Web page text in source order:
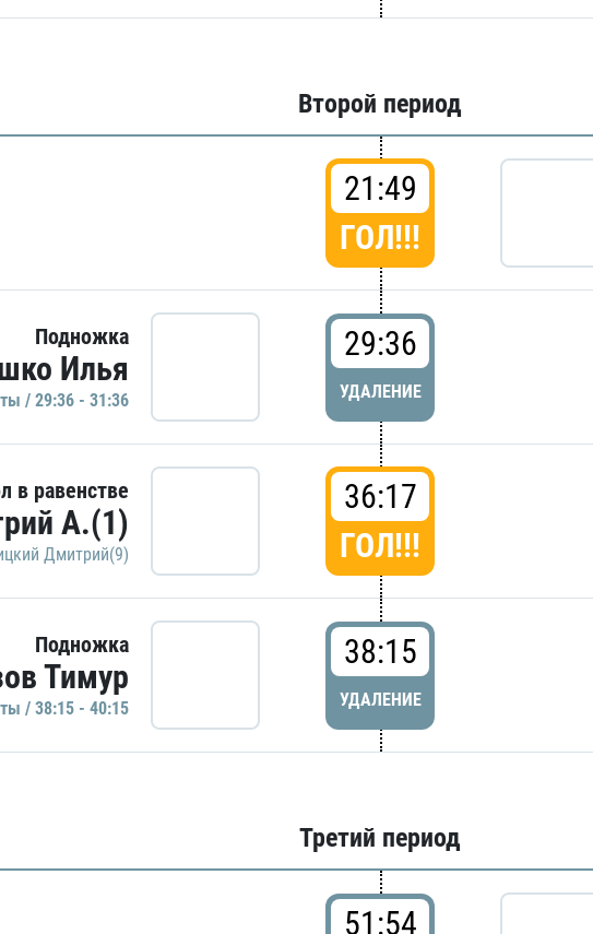
Второй период
21:49
ГОЛ!!!
Подножка
Илья
/ 29:36 - 31:36
29:36
УДАЛЕНИЕ
в равенстве
А.(1)
Дмитрий(9)
36:17
ГОЛ!!!
Подножка
Тимур
/ 38:15 - 40:15
38:15
УДАЛЕНИЕ
Третий период
51:54